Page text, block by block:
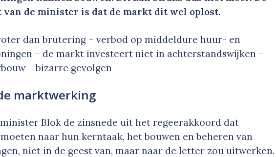
van de minister is dat de markt dit wel oplost.
dan brutering – verbod op middeldure huur- en
– de markt investeert niet in achterstandswijken –
– bizarre gevolgen
marktwerking
Blok de zinsnede uit het regeerakkoord dat
naar hun kerntaak, het bouwen en beheren van
niet in de geest van, maar naar de letter zou uitwerken.